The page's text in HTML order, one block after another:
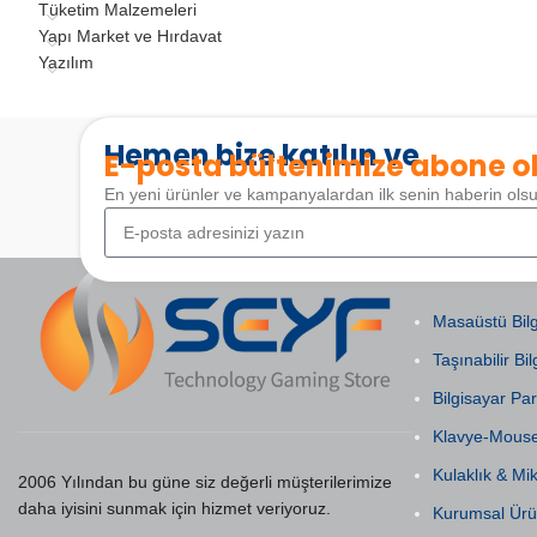
Tüketim Malzemeleri
Yapı Market ve Hırdavat
Yazılım
Hemen bize katılın ve
E-posta bültenimize abone
En yeni ürünler ve kampanyalardan ilk senin haberin
2006 Yılından bu güne siz değerli müşterilerimize
daha iyisini sunmak için hizmet veriyoruz.
Masaüstü
Taşınabilir
Bilgisayar
Klavye-
Kulaklık &
Kurumsal